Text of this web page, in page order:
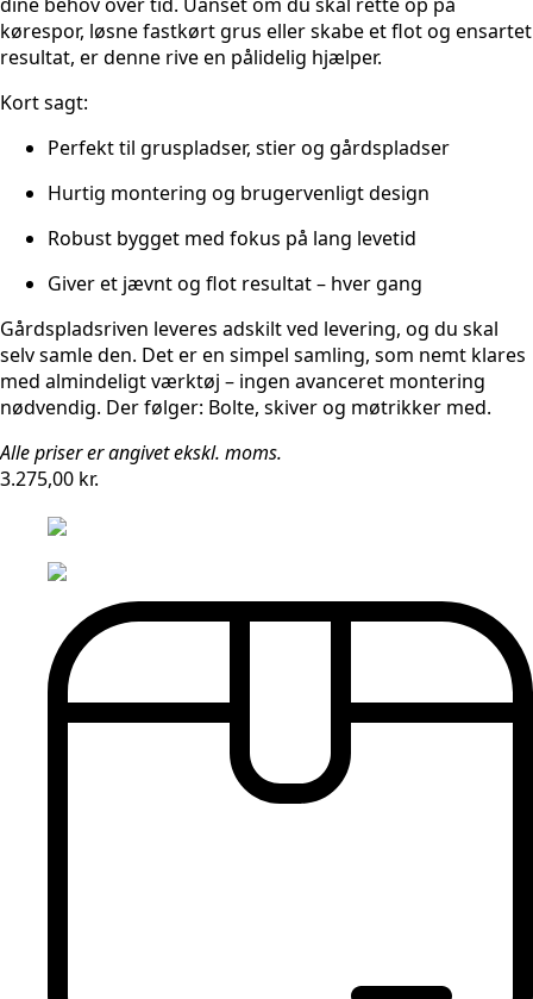
kørespor, løsne fastkørt grus eller skabe et flot og ensartet
resultat, er denne rive en pålidelig hjælper.
Kort sagt:
Perfekt til gruspladser, stier og gårdspladser
Hurtig montering og brugervenligt design
Robust bygget med fokus på lang levetid
Giver et jævnt og flot resultat – hver gang
Gårdspladsriven leveres adskilt ved levering, og du skal
selv samle den. Det er en simpel samling, som nemt klares
med almindeligt værktøj – ingen avanceret montering
nødvendig. Der følger: Bolte, skiver og møtrikker med.
Alle priser er angivet ekskl. moms.
3.275,00 kr.